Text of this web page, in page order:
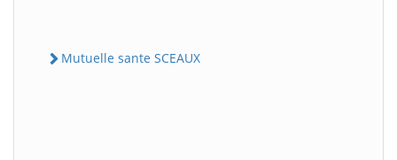
Mutuelle sante SCEAUX